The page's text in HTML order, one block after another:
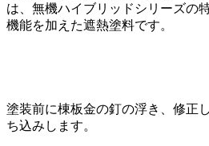
は、無機ハイブリッドシリーズの
機能を加えた遮熱塗料です。
塗装前に棟板金の釘の浮き、修正
ち込みします。